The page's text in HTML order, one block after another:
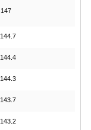
147
144.7
144.4
144.3
143.7
143.2